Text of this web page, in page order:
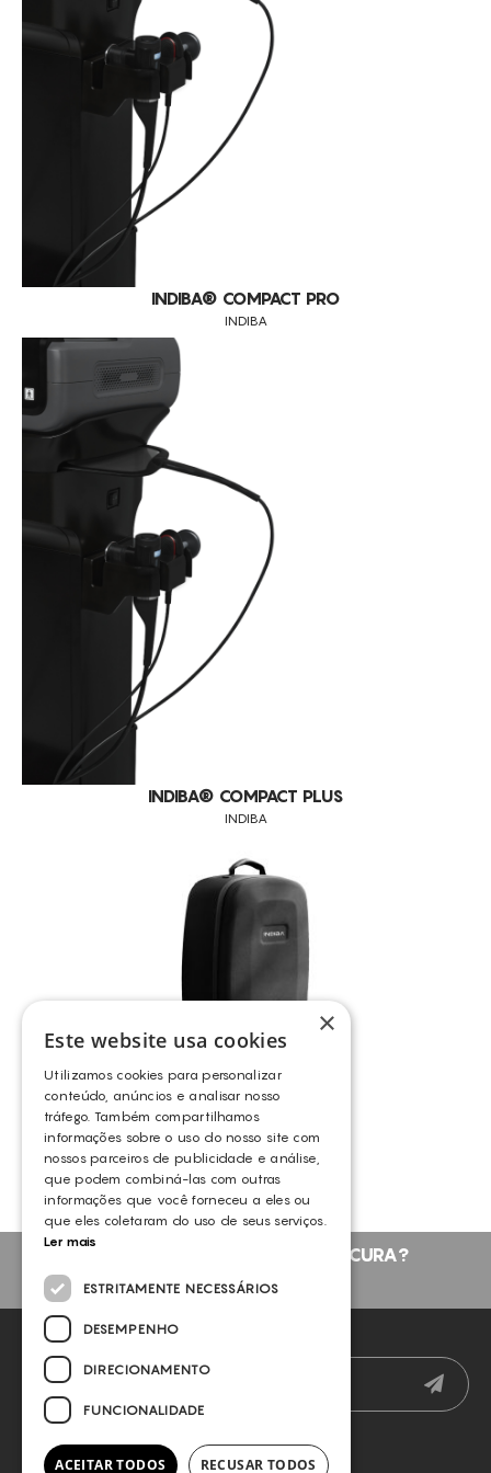
CONSUMÍVEIS
ASSISTÊNCIA TÉCNICA
CONTACTOS
ELETROESTIMULADOR
INDIBA DEEP BEAUTY
LASER PODOLÓGICO
NEUROESTIMULADOR
ENDERMOLOGIE LPG
LASERS
RADIOFREQUÊNCIA
ONDAS ACÚSTICAS
HIFU
CAVITAÇÃO
CRIOLIPÓLISE
PRESSOTERAPIA
DIAGNÓSTICO
TODOS OS TRATAMENTOS
EDEMAS
MEDICINA ESTÉTICA (PRÉ E PÓS OPERATÓRIOS)
FALTA DE FLEXIBILIDADE E ELASTICIDADE DOS TECIDOS
PREPARAÇÃO E RECUPERAÇÃO MUSCULAR
DRENAGEM LINFÁTICAINDIBA® COMPACT PRO
INDIBA
INDIBA® COMPACT PLUS
INDIBA
INDIBA® COMPACT LITE
INDIBA
NÃO ENCONTROU O QUE PROCURA?
FALE CONNOSCO
×
Este website usa cookies
Utilizamos cookies para personalizar
conteúdo, anúncios e analisar nosso
tráfego. Também compartilhamos
informações sobre o uso do nosso site com
nossos parceiros de publicidade e análise,
que podem combiná-las com outras
informações que você forneceu a eles ou
que eles coletaram do uso de seus serviços.
Ler mais
ESTRITAMENTE NECESSÁRIOS
DESEMPENHO
DIRECIONAMENTO
FUNCIONALIDADE
ACEITAR TODOS RECUSAR TODOS